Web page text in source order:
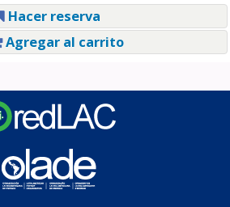
Hacer reserva
Agregar al carrito